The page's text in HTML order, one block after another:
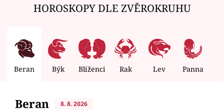
HOROSKOPY DLE ZVĚROKRUHU
Beran Býk Blíženci Rak Lev Panna
Beran 8. 8. 2026